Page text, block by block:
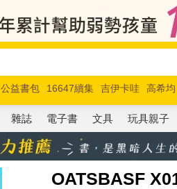
公益書包 16647續集 吉伊卡哇 高希均
馬斯克 玩具總動員5 超慢跑
雜誌 電子書 文具 玩具親子
OATSBASF